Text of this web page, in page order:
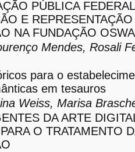
PÚBLICA
E REPRESENTAÇÃO
NA FUNDAÇÃO
Mendes, Rosali
para o
em tesauros
Weiss, Marisa
DA ARTE
O TRATAMENTO